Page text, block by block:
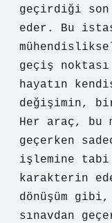
geçirdiği son
eder. Bu
geçiş
hayatın
değişimin, bir
Her araç, bu
geçerken
işlemine
karakterin
dönüşüm
sınavdan